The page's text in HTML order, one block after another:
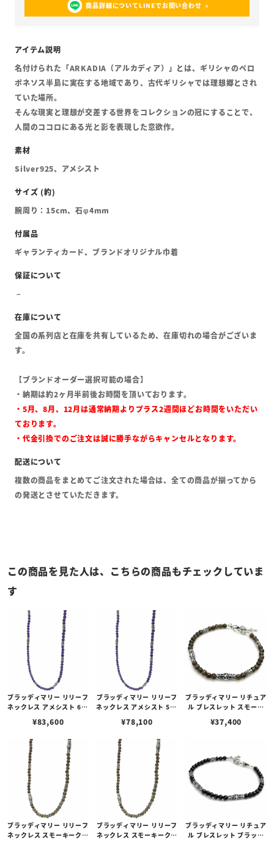
商品詳細についてLINEでお問い合わせ
名付けられた「ARKADIA（アルカディア）」とは、ギリシャのペロ
ポネソス半島に実在する地域であり、古代ギリシャでは理想郷とされ
ていた場所。
そんな現実と理想が交差する世界をコレクションの冠にすることで、
人間のココロにある光と影を表現した意欲作。
Silver925、アメシスト
腕周り：15cm、石φ4mm
ギャランティカード、ブランドオリジナル巾着
全国の系列店と在庫を共有しているため、在庫切れの場合がございま
す。
【ブランドオーダー選択可能の場合】
・納期は約2ヶ月半前後お時間を頂いております。
・5月、8月、12月は通常納期よりプラス2週間ほどお時間をいただい
ております。
・代金引換でのご注文は誠に勝手ながらキャンセルとなります。
複数の商品をまとめてご注文された場合は、全ての商品が揃ってから
の発送とさせていただきます。
この商品を見た人は、こちらの商品もチェックしていま
す
ブラッディマリー リリーフ
ネックレス アメシスト 60c
¥83,600
ブラッディマリー リリーフ
ネックレス アメシスト 50c
¥78,100
ブラッディマリー リチュア
ル ブレスレット スモーキ
¥37,400
ブラッディマリー リリーフ
ネックレス スモーキークォ
ブラッディマリー リリーフ
ネックレス スモーキークォ
ブラッディマリー リチュア
ル ブレスレット ブラック